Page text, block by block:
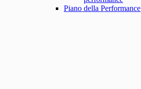
Piano della Performance